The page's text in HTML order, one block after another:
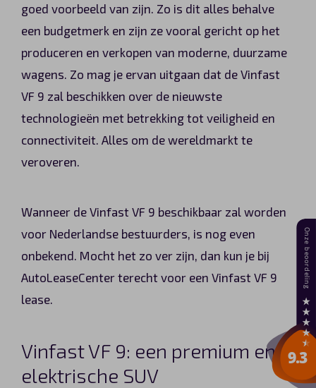
goed voorbeeld van zijn. Zo is dit alles behalve
een budgetmerk en zijn ze vooral gericht op het
produceren en verkopen van moderne, duurzame
wagens. Zo mag je ervan uitgaan dat de Vinfast
VF 9 zal beschikken over de nieuwste
technologieën met betrekking tot veiligheid en
connectiviteit. Alles om de wereldmarkt te
veroveren.
Wanneer de Vinfast VF 9 beschikbaar zal worden
voor Nederlandse bestuurders, is nog even
onbekend. Mocht het zo ver zijn, dan kun je bij
AutoLeaseCenter terecht voor een Vinfast VF 9
lease.
Vinfast VF 9: een premium en
elektrische SUV